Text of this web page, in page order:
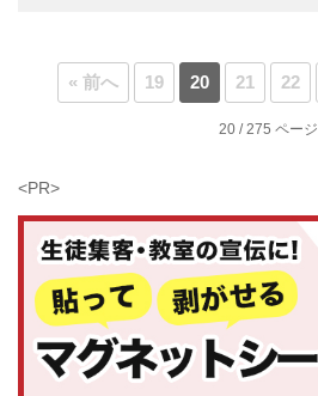
« 前へ 19 20 21 22
20 / 275 ページ
<PR>